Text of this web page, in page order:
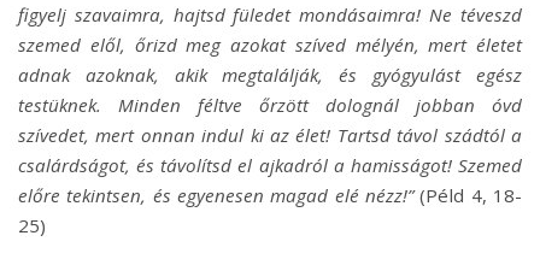
figyelj szavaimra, hajtsd füledet mondásaimra! Ne téveszd
szemed elől, őrizd meg azokat szíved mélyén, mert életet
adnak azoknak, akik megtalálják, és gyógyulást egész
testüknek. Minden féltve őrzött dolognál jobban óvd
szívedet, mert onnan indul ki az élet! Tartsd távol szádtól a
csalárdságot, és távolítsd el ajkadról a hamisságot! Szemed
előre tekintsen, és egyenesen magad elé nézz!”(Péld 4, 18-
25)